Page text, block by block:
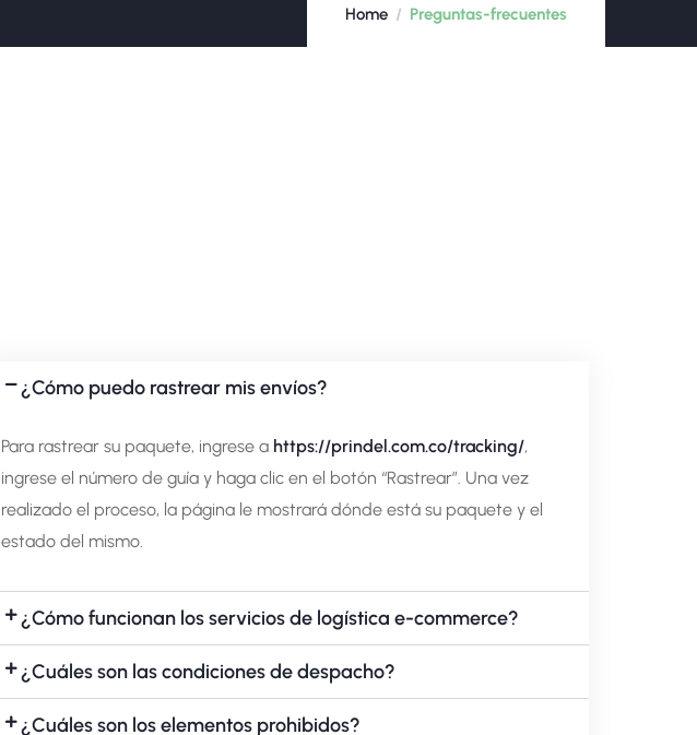
Home Preguntas-frecuentes
¿Cómo puedo rastrear mis envíos?
Para rastrear su paquete, ingrese a https://prindel.com.co/tracking/,
ingrese el número de guía y haga clic en el botón “Rastrear”. Una vez
realizado el proceso, la página le mostrará dónde está su paquete y el
estado del mismo.
¿Cómo funcionan los servicios de logística e-commerce?
¿Cuáles son las condiciones de despacho?
¿Cuáles son los elementos prohibidos?